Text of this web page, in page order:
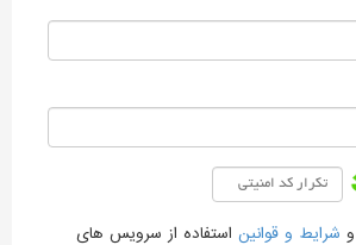
و شرایط و قوانین استفاده از سرویس های